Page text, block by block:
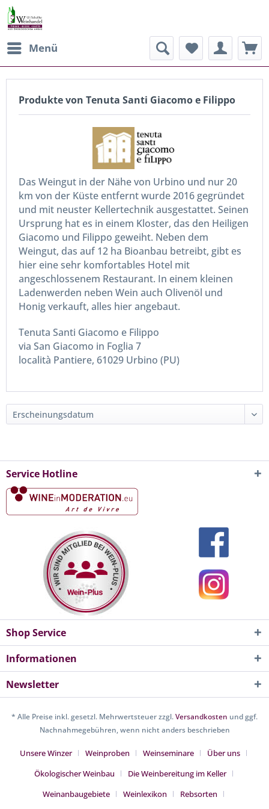
Menü
Produkte von Tenuta Santi Giacomo e Filippo
Das Weingut in der Nähe von Urbino und nur 20
km von der Küste entfernt wurde 2016 gegründet
und mit neuster Kellertechnik ausgestattet. Seinen
Ursprung hat es in einem Kloster, das den Heiligen
Giacomo und Filippo geweiht. Neben dem
Weingut, das auf 12 ha Bioanbau betreibt, gibt es
hier eine sehr komfortables Hotel mit
angeschlossenem Restaurant. In einem kleinen
Ladenwerden neben Wein auch Olivenöl und
Honig verkauft, alles hier angebaut.
Tenuta Santi Giacomo e Filippo
via San Giacomo in Foglia 7
località Pantiere, 61029 Urbino (PU)
Service Hotline
Shop Service
Informationen
Newsletter
* Alle Preise inkl. gesetzl. Mehrwertsteuer zzgl.Versandkosten und ggf.
Nachnahmegebühren, wenn nicht anders beschrieben
Unsere Winzer Weinproben Weinseminare
Über uns
Ökologischer Weinbau
Die Weinbereitung im Keller
Weinanbaugebiete
Weinlexikon Rebsorten